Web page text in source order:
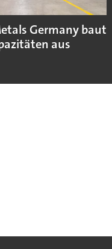
Germany baut
aus